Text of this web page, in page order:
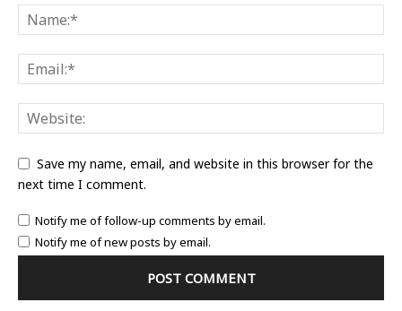
Save my name, email, and website in this browser for the
next time I comment.
Notify me of follow-up comments by email.
Notify me of new posts by email.